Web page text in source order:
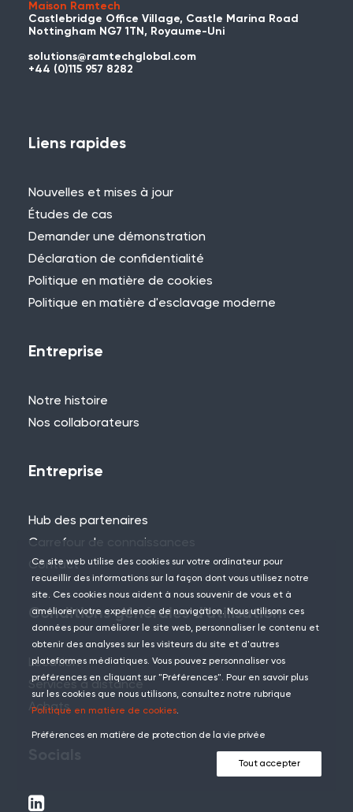
Avez-vous déjà utilisé WES ou
vous souhaitez partager votre
pourriez être présenté ici !
Besoin d'aide ?
+44 (0)115 957 8282 - Royaume-Uni
Maison Ramtech
Castlebridge Office Village, Castle Marina Road
Nottingham NG7 1TN, Royaume-Uni
solutions@ramtechglobal.com
+44 (0)115 957 8282
Liens rapides
Nouvelles et mises à jour
Études de cas
Demander une démonstration
Déclaration de confidentialité
Politique en matière de cookies
Politique en matière d'esclavage moderne
Entreprise
Notre histoire
Nos collaborateurs
Entreprise
Hub des partenaires
Carrefour de connaissances
Contact
Conditions générales d'utilisation
Location
Services à distance
Achats
Ce site web utilise des cookies sur votre ordinateur pour
recueillir des informations sur la façon dont vous utilisez notre
site. Ces cookies nous aident à nous souvenir de vous et à
améliorer votre expérience de navigation. Nous utilisons ces
données pour améliorer le site web, personnaliser le contenu et
obtenir des analyses sur les visiteurs du site et d'autres
plateformes médiatiques. Vous pouvez personnaliser vos
préférences en cliquant sur "Préférences". Pour en savoir plus
sur les cookies que nous utilisons, consultez notre rubrique
Politique en matière de cookies.
Préférences en matière de protection de la vie privée
Tout accepter